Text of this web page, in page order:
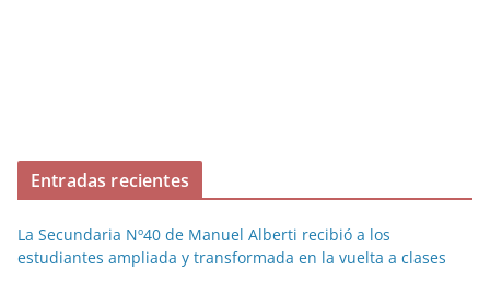
Entradas recientes
La Secundaria Nº40 de Manuel Alberti recibió a los
estudiantes ampliada y transformada en la vuelta a clases